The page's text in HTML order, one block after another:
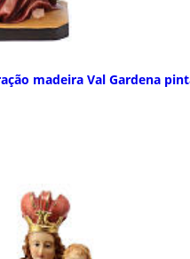
madeira Val Gardena